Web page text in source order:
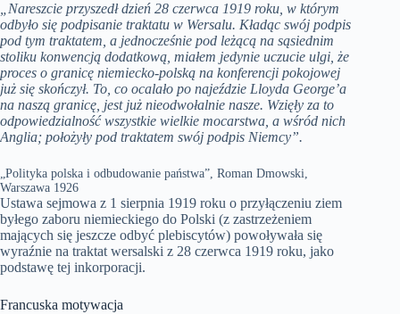
„Nareszcie przyszedł dzień 28 czerwca 1919 roku, w którym
odbyło się podpisanie traktatu w Wersalu. Kładąc swój podpis
pod tym traktatem, a jednocześnie pod leżącą na sąsiednim
stoliku konwencją dodatkową, miałem jedynie uczucie ulgi, że
proces o granicę niemiecko-polską na konferencji pokojowej
już się skończył. To, co ocalało po najeździe Lloyda George’a
na naszą granicę, jest już nieodwołalnie nasze. Wzięły za to
odpowiedzialność wszystkie wielkie mocarstwa, a wśród nich
Anglia; położyły pod traktatem swój podpis Niemcy”.
„Polityka polska i odbudowanie państwa”, Roman Dmowski,
Warszawa 1926
Ustawa sejmowa z 1 sierpnia 1919 roku o przyłączeniu ziem
byłego zaboru niemieckiego do Polski (z zastrzeżeniem
mających się jeszcze odbyć plebiscytów) powoływała się
wyraźnie na traktat wersalski z 28 czerwca 1919 roku, jako
podstawę tej inkorporacji.
Francuska motywacja